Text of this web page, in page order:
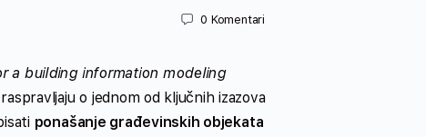
0 Komentari
a building information modeling
o jednom od ključnih izazova
ponašanje građevinskih objekata